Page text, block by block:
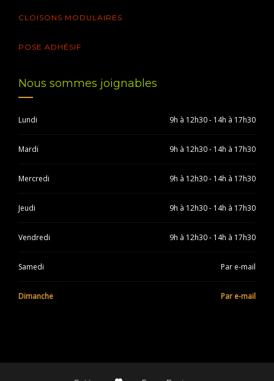
CLOISONS MODULAIRES
POSE ADHÉSIF
Nous sommes joignables
Lundi 9h à 12h30 - 14h à 17h30
Mardi 9h à 12h30 - 14h à 17h30
Mercredi 9h à 12h30 - 14h à 17h30
Jeudi 9h à 12h30 - 14h à 17h30
Vendredi 9h à 12h30 - 14h à 17h30
Samedi Par e-mail
Dimanche Par e-mail